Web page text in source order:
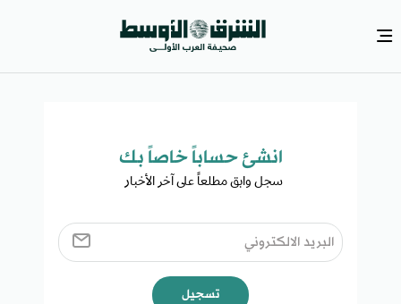
انشئ حساباً خاصاً بك​
سجل وابق مطلعاً على آخر الأخبار ​
تسجيل